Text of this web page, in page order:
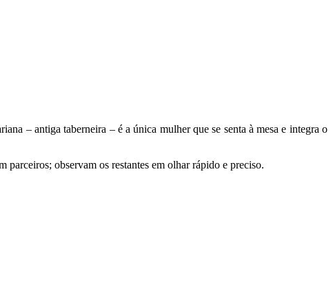
– antiga taberneira – é a única mulher que se senta à mesa e integra o
observam os restantes em olhar rápido e preciso.